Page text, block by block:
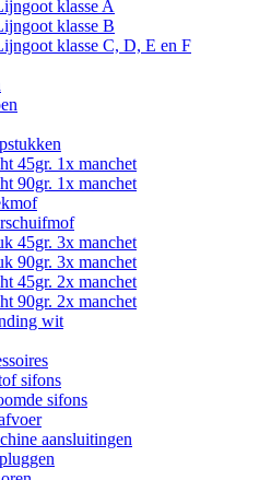
klasse A
klasse B
klasse C, D, E en F
45gr. 1x manchet
90gr. 1x manchet
45gr. 3x manchet
90gr. 3x manchet
45gr. 2x manchet
90gr. 2x manchet
wit
sifons
sifons
aansluitingen